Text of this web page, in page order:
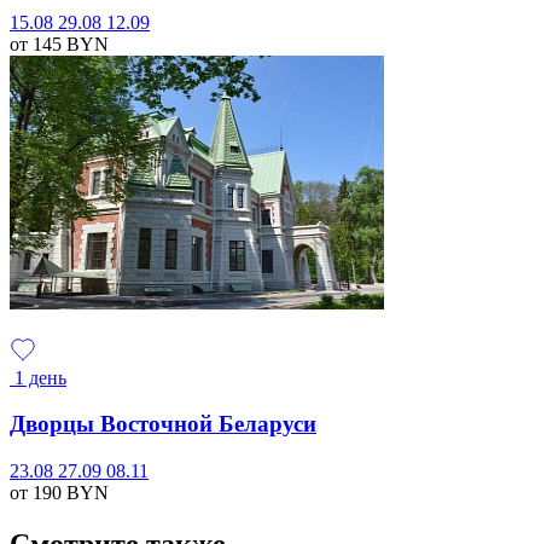
15.08 29.08 12.09
от 145 BYN
1 день
Дворцы Восточной Беларуси
23.08 27.09 08.11
от 190 BYN